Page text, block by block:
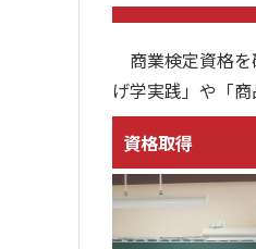
商業検定資格を
げ学実践」や「
資格取得